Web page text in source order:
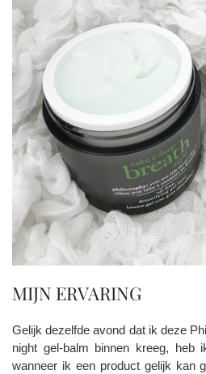
MIJN ERVARING
Gelijk dezelfde avond dat ik deze
night gel-balm binnen kreeg, heb
wanneer ik een product gelijk kan